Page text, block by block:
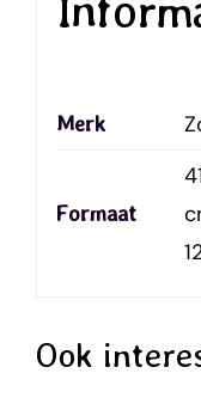
Merk
Formaat
Ook